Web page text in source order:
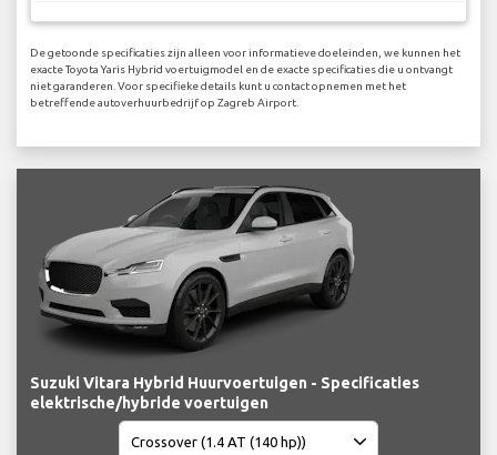
De getoonde specificaties zijn alleen voor informatieve doeleinden, we kunnen het
exacte Toyota Yaris Hybrid voertuigmodel en de exacte specificaties die u ontvangt
niet garanderen. Voor specifieke details kunt u contact opnemen met het
betreffende autoverhuurbedrijf op Zagreb Airport.
Suzuki Vitara Hybrid Huurvoertuigen - Specificaties
elektrische/hybride voertuigen